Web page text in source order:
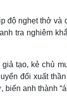
nghẹt thở và
tra nghiêm
tạo, kẻ chủ
đổi xuất
anh thành